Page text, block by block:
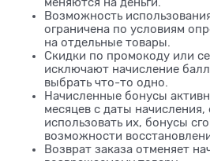
Возможность
ограничена по условиям
на отдельные товары.
Скидки по промокоду или
исключают начисление
выбрать что-то одно.
Начисленные бонусы
месяцев с даты
использовать их, бонусы
возможности
Возврат заказа отменяет